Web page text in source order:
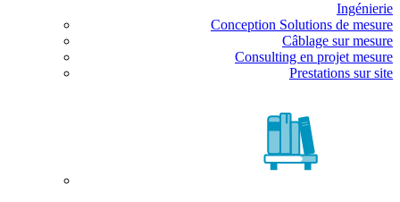
Ingénierie
Conception Solutions de mesure
Câblage sur mesure
Consulting en projet mesure
Prestations sur site